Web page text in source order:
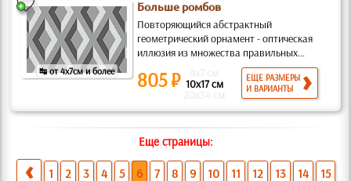
↹ от 4x7см и более
Больше ромбов
Повторяющийся абстрактный
геометрический орнамент - оптическая
иллюзия из множества правильных...
805 ₽ 10x17 см
ЕЩЕ РАЗМЕРЫ
И ВАРИАНТЫ
Еще страницы:
1 2 3 4 5 6 7 8 9 10 11 12 13 14
15